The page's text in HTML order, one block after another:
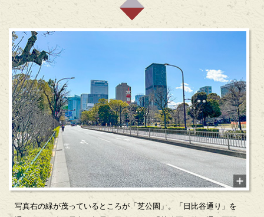
写真右の緑が茂っているところが「芝公園」。「日比谷通り」を